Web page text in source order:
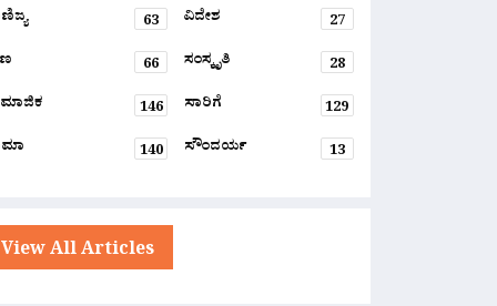
63 ವಿದೇಶ
27
66 ಸಂಸ್ಕೃತಿ
28
146 ಸಾರಿಗೆ
129
140 ಸೌಂದರ್ಯ 13
View All Articles